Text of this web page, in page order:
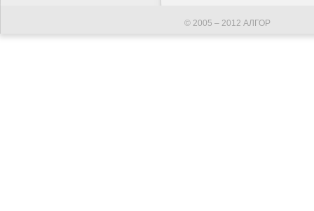
© 2005 – 2012 АЛГОР